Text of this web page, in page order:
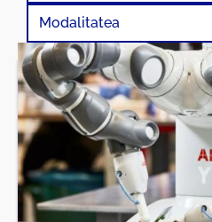
Modalitatea